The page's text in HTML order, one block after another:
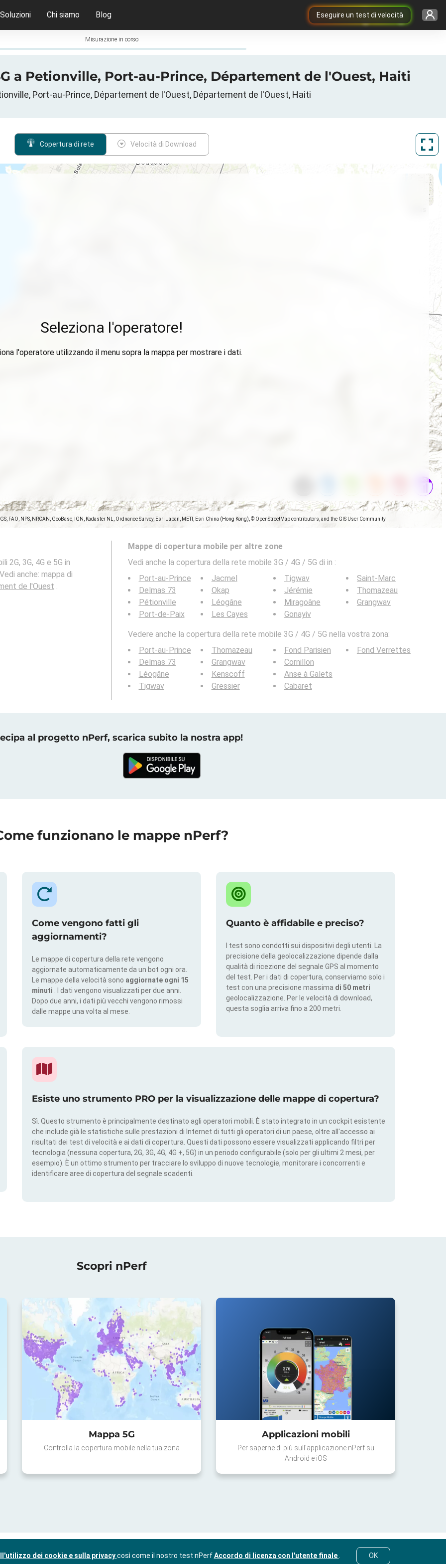
Eseguire un test di velocità
Soluzioni Chi siamo Blog
Misurazione in corso
a Petionville, Port-au-Prince, Département de l'Ouest, Haiti
Port-au-Prince, Département de l'Ouest, Département de l'Ouest, Haiti
Copertura di rete Velocità di Download
FAO, NPS, NRCAN, GeoBase, IGN, Kadaster NL, Ordnance Survey, Esri Japan, METI, Esri China (Hong Kong), © OpenStreetMap contributors, and the GIS User Community
Seleziona l'operatore!
l'operatore utilizzando il menu sopra la mappa per mostrare i dati.
2G, 3G, 4G e 5G in
anche: mappa di
de l'Ouest .
Mappe di copertura mobile per altre zone
Vedi anche la copertura della rete mobile 3G / 4G / 5G di in :
Port-au-Prince
Delmas 73
Pétionville
Port-de-Paix
Jacmel
Okap
Léogâne
Les Cayes
Tigwav
Jérémie
Miragoâne
Gonayiv
Saint-Marc
Thomazeau
Grangwav
Vedere anche la copertura della rete mobile 3G / 4G / 5G nella vostra zona:
Port-au-Prince
Delmas 73
Léogâne
Tigwav
Thomazeau
Grangwav
Kenscoff
Gressier
Fond Parisien
Cornillon
Anse à Galets
Cabaret
Fond Verrettes
al progetto nPerf, scarica subito la nostra app!
funzionano le mappe nPerf?
Come vengono fatti gli
aggiornamenti?
Le mappe di copertura della rete vengono
aggiornate automaticamente da un bot ogni ora.
Le mappe della velocità sono aggiornate ogni 15
minuti
. I dati vengono visualizzati per due anni.
Dopo due anni, i dati più vecchi vengono rimossi
dalle mappe una volta al mese.
Quanto è affidabile e preciso?
I test sono condotti sui dispositivi degli utenti. La
precisione della geolocalizzazione dipende dalla
qualità di ricezione del segnale GPS al momento
del test. Per i dati di copertura, conserviamo solo i
test con una precisione massima di 50 metri
geolocalizzazione. Per le velocità di download,
questa soglia arriva fino a 200 metri.
Esiste uno strumento PRO per la visualizzazione delle mappe di copertura?
Sì. Questo strumento è principalmente destinato agli operatori mobili. È stato integrato in un cockpit esistente
che include già le statistiche sulle prestazioni di Internet di tutti gli operatori di un paese, oltre all'accesso ai
risultati dei test di velocità e ai dati di copertura. Questi dati possono essere visualizzati applicando filtri per
tecnologia (nessuna copertura, 2G, 3G, 4G, 4G +, 5G) in un periodo configurabile (solo per gli ultimi 2 mesi, per
esempio). È un ottimo strumento per tracciare lo sviluppo di nuove tecnologie, monitorare i concorrenti e
identificare aree di copertura del segnale scadenti.
Scopri nPerf
Mappa 5G
Controlla la copertura mobile nella tua zona
Applicazioni mobili
Per saperne di più sull'applicazione nPerf su
Android e iOS
dei cookie e sulla privacycosì come il nostro test nPerfAccordo di licenza con l'utente finale OK